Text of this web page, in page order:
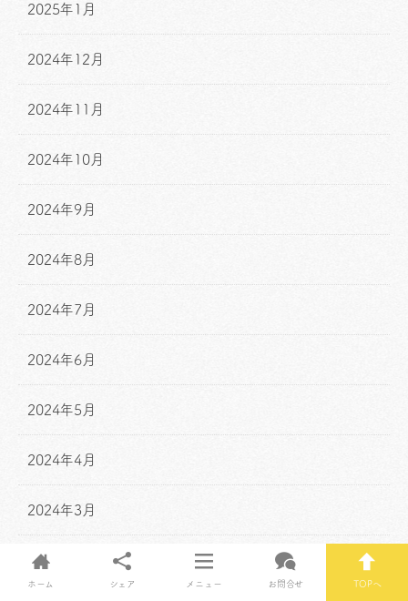
2025年1月
2024年12月
2024年11月
2024年10月
2024年9月
2024年8月
2024年7月
2024年6月
2024年5月
2024年4月
2024年3月
2024年2月
ホーム シェア メニュー お問合せ TOPへ